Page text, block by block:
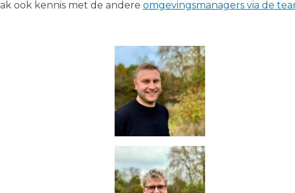
ook kennis met de andere omgevingsmanagers via de